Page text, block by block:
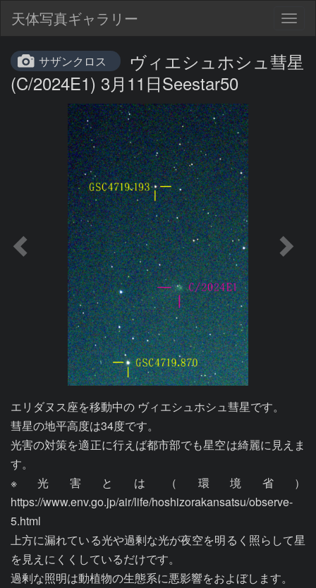
天体写真ギャラリー
サザンクロス
ヴィエシュホシュ彗星
(C/2024E1) 3月11日Seestar50
エリダヌス座を移動中の ヴィエシュホシュ彗星です。
彗星の地平高度は34度です。
光害の対策を適正に行えば都市部でも星空は綺麗に見えま
す。
※光害とは（環境省）
https://www.env.go.jp/air/life/hoshizorakansatsu/observe-
5.html
上方に漏れている光や過剰な光が夜空を明るく照らして星
を見えにくくしているだけです。
過剰な照明は動植物の生態系に悪影響をおよぼします。